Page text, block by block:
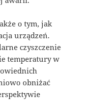
o tym, jak
urządzeń.
czyszczenie
temperatury w
obniżać